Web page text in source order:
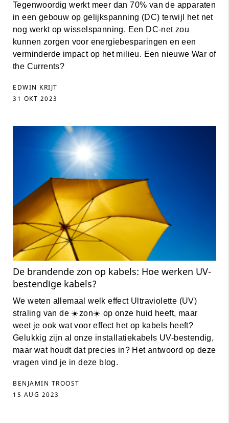
Tegenwoordig werkt meer dan 70% van de apparaten
in een gebouw op gelijkspanning (DC) terwijl het net
nog werkt op wisselspanning. Een DC-net zou
kunnen zorgen voor energiebesparingen en een
verminderde impact op het milieu. Een nieuwe War of
the Currents?
EDWIN KRIJT
31 OKT 2023
De brandende zon op kabels: Hoe werken UV-
bestendige kabels?
We weten allemaal welk effect Ultraviolette (UV)
straling van de ☀️zon☀️ op onze huid heeft, maar
weet je ook wat voor effect het op kabels heeft?
Gelukkig zijn al onze installatiekabels UV-bestendig,
maar wat houdt dat precies in? Het antwoord op deze
vragen vind je in deze blog.
BENJAMIN TROOST
15 AUG 2023